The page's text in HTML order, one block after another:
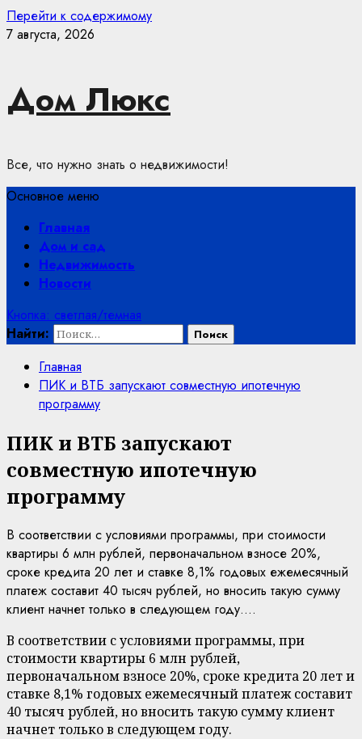
Перейти к содержимому
7 августа, 2026
Дом Люкс
Все, что нужно знать о недвижимости!
Основное меню
Главная
Дом и сад
Недвижимость
Новости
Кнопка: светлая/темная
Найти:
Главная
ПИК и ВТБ запускают совместную ипотечную
программу
ПИК и ВТБ запускают
совместную ипотечную
программу
В соответствии с условиями программы, при стоимости
квартиры 6 млн рублей, первоначальном взносе 20%,
сроке кредита 20 лет и ставке 8,1% годовых ежемесячный
платеж составит 40 тысяч рублей, но вносить такую сумму
клиент начнет только в следующем году....
В соответствии с условиями программы, при
стоимости квартиры 6 млн рублей,
первоначальном взносе 20%, сроке кредита 20 лет и
ставке 8,1% годовых ежемесячный платеж составит
40 тысяч рублей, но вносить такую сумму клиент
начнет только в следующем году.